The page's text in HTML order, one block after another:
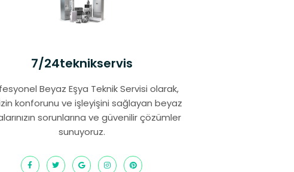
7/24teknikservis
Beyaz Eşya Teknik Servisi olarak,
konforunu ve işleyişini sağlayan beyaz
sorunlarına ve güvenilir çözümler
sunuyoruz.